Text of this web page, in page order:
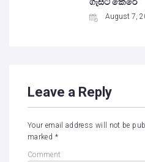
August 7,
Leave a Reply
Your email address will not be
marked *
Comment